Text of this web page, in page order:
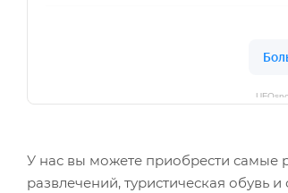
У нас вы можете приобрести самые
развлечений, туристическая